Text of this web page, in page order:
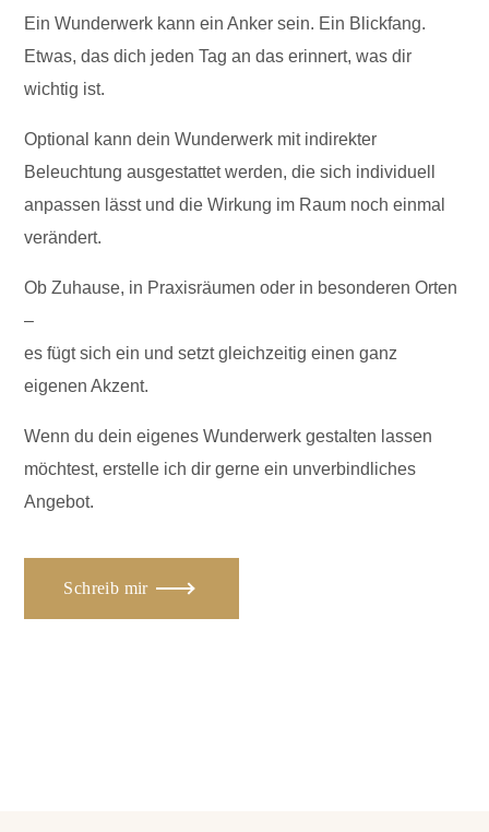
Ein Wunderwerk kann ein Anker sein. Ein Blickfang.
Etwas, das dich jeden Tag an das erinnert, was dir
wichtig ist.
Optional kann dein Wunderwerk mit indirekter
Beleuchtung ausgestattet werden, die sich individuell
anpassen lässt und die Wirkung im Raum noch einmal
verändert.
Ob Zuhause, in Praxisräumen oder in besonderen Orten
–
es fügt sich ein und setzt gleichzeitig einen ganz
eigenen Akzent.
Wenn du dein eigenes Wunderwerk gestalten lassen
möchtest, erstelle ich dir gerne ein unverbindliches
Angebot.
Schreib mir